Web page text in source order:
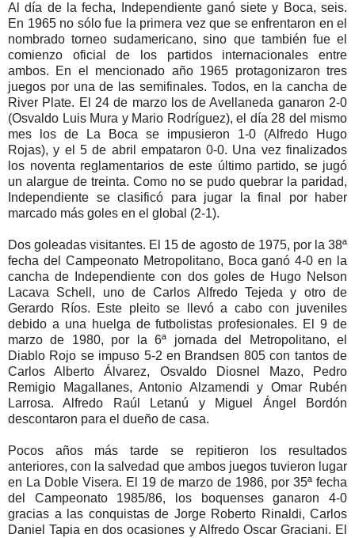
Al día de la fecha, Independiente ganó siete y Boca, seis.
En 1965 no sólo fue la primera vez que se enfrentaron en el
nombrado torneo sudamericano, sino que también fue el
comienzo oficial de los partidos internacionales entre
ambos. En el mencionado año 1965 protagonizaron tres
juegos por una de las semifinales. Todos, en la cancha de
River Plate. El 24 de marzo los de Avellaneda ganaron 2-0
(Osvaldo Luis Mura y Mario Rodríguez), el día 28 del mismo
mes los de La Boca se impusieron 1-0 (Alfredo Hugo
Rojas), y el 5 de abril empataron 0-0. Una vez finalizados
los noventa reglamentarios de este último partido, se jugó
un alargue de treinta. Como no se pudo quebrar la paridad,
Independiente se clasificó para jugar la final por haber
marcado más goles en el global (2-1).
Dos goleadas visitantes. El 15 de agosto de 1975, por la 38ª
fecha del Campeonato Metropolitano, Boca ganó 4-0 en la
cancha de Independiente con dos goles de Hugo Nelson
Lacava Schell, uno de Carlos Alfredo Tejeda y otro de
Gerardo Ríos. Este pleito se llevó a cabo con juveniles
debido a una huelga de futbolistas profesionales. El 9 de
marzo de 1980, por la 6ª jornada del Metropolitano, el
Diablo Rojo se impuso 5-2 en Brandsen 805 con tantos de
Carlos Alberto Álvarez, Osvaldo Diosnel Mazo, Pedro
Remigio Magallanes, Antonio Alzamendi y Omar Rubén
Larrosa. Alfredo Raúl Letanú y Miguel Ángel Bordón
descontaron para el dueño de casa.
Pocos años más tarde se repitieron los resultados
anteriores, con la salvedad que ambos juegos tuvieron lugar
en La Doble Visera. El 19 de marzo de 1986, por 35ª fecha
del Campeonato 1985/86, los boquenses ganaron 4-0
gracias a las conquistas de Jorge Roberto Rinaldi, Carlos
Daniel Tapia en dos ocasiones y Alfredo Oscar Graciani. El